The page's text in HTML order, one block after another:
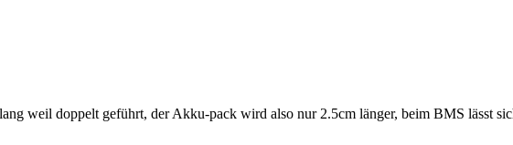
weil doppelt geführt, der Akku-pack wird also nur 2.5cm länger, beim BMS lässt